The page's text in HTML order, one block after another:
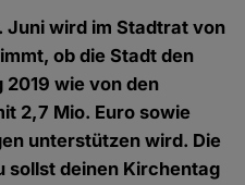
Juni wird im Stadtrat von
ob die Stadt den
wie von den
2,7 Mio. Euro sowie
unterstützen wird. Die
sollst deinen Kirchentag